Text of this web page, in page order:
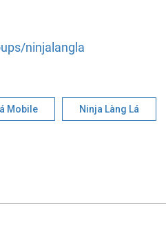
ninjalangla
Mobile Ninja Làng Lá